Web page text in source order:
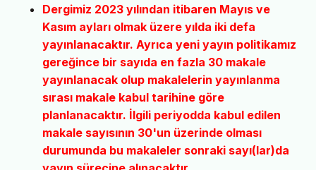
Dergimiz 2023 yılından itibaren Mayıs ve
Kasım ayları olmak üzere yılda iki defa
yayınlanacaktır. Ayrıca yeni yayın politikamız
gereğince bir sayıda en fazla 30 makale
yayınlanacak olup makalelerin yayınlanma
sırası makale kabul tarihine göre
planlanacaktır. İlgili periyodda kabul edilen
makale sayısının 30'un üzerinde olması
durumunda bu makaleler sonraki sayı(lar)da